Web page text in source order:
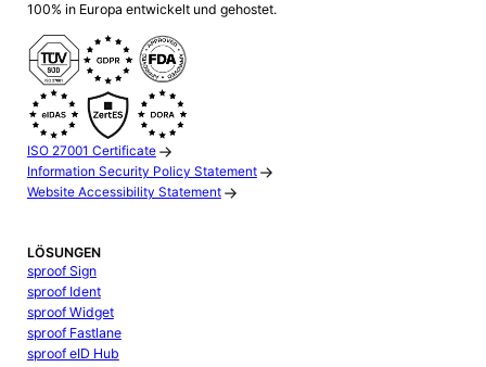
100% in Europa entwickelt und gehostet.
ISO 27001 Certificate
Information Security Policy Statement
Website Accessibility Statement
LÖSUNGEN
sproof Sign
sproof Ident
sproof Widget
sproof Fastlane
sproof eID Hub